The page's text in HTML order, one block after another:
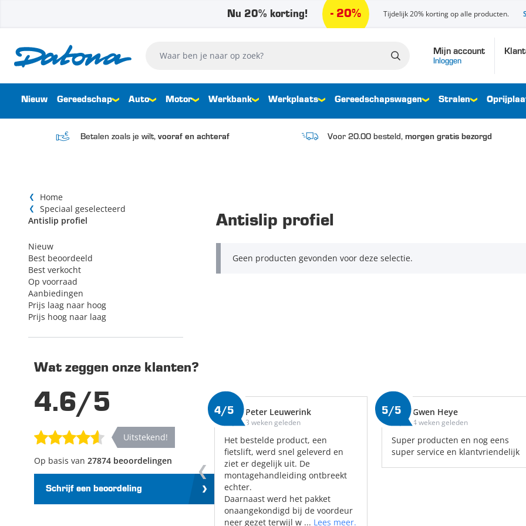
Nu 20% korting! - 20% Tijdelijk 20% korting op alle producten.
Mijn account
Inloggen
Waar ben je naar op zoek?
Nieuw Gereedschap Auto Motor Werkbank Werkplaats Gereedschapswagen Stralen
Betalen zoals je wilt,vooraf en achteraf Voor 20.00 besteld, morgen gratis bezorgd
Home
Speciaal geselecteerd
Antislip profiel
Nieuw
Best beoordeeld
Best verkocht
Op voorraad
Aanbiedingen
Prijs laag naar hoog
Prijs hoog naar laag
Antislip profiel
Geen producten gevonden voor deze selectie.
Wat zeggen onze klanten?
4.6/5
Uitstekend!
Op basis van 27874 beoordelingen
Schrijf een beoordeling
4/5 Peter Leuwerink
3 weken geleden
Het bestelde product, een
fietslift, werd snel geleverd en
ziet er degelijk uit. De
montagehandleiding ontbreekt
echter.
Daarnaast werd het pakket
onaangekondigd bij de voordeur
neer gezet terwijl w ... Lees meer.
5/5 Gwen Heye
4 weken geleden
Super producten en nog eens
super service en klantvriendelijk